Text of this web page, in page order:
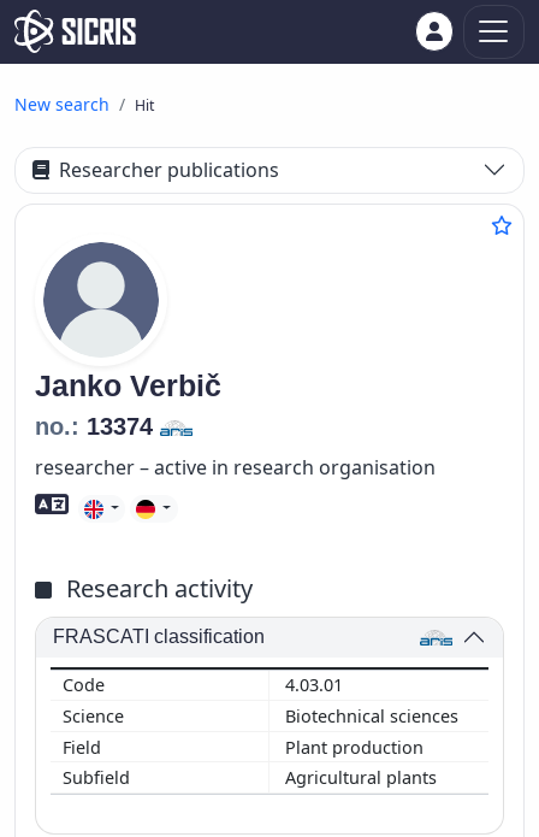
New search Hit
Researcher publications
Janko Verbič
no.: 13374
researcher – active in research organisation
Foreign language skills
Research activity
FRASCATI classification
4.03.01
Biotechnical sciences
Plant production
Agricultural plants